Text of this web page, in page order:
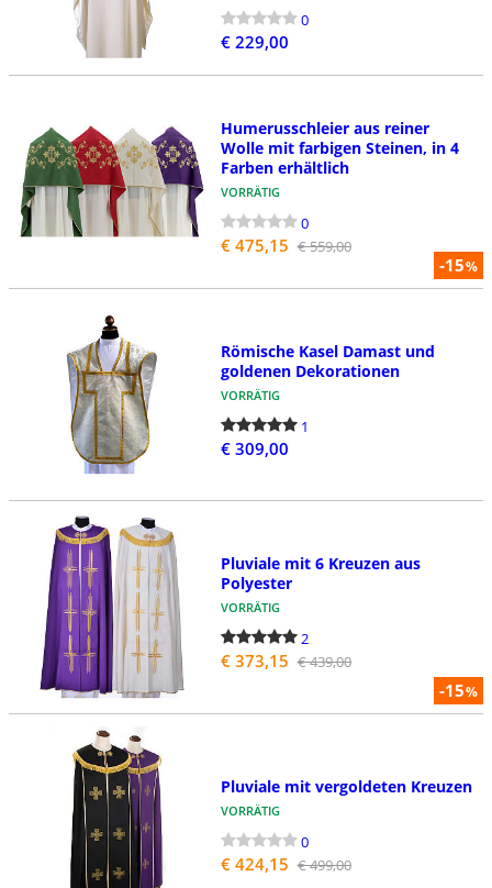
0
€ 229,00
-15%
Humerusschleier aus reiner
Wolle mit farbigen Steinen, in 4
Farben erhältlich
VORRÄTIG
0
€ 475,15 € 559,00
Römische Kasel Damast und
goldenen Dekorationen
VORRÄTIG
1
€ 309,00
-15%
Pluviale mit 6 Kreuzen aus
Polyester
VORRÄTIG
2
€ 373,15 € 439,00
Pluviale mit vergoldeten Kreuzen
VORRÄTIG
0
€ 424,15 € 499,00